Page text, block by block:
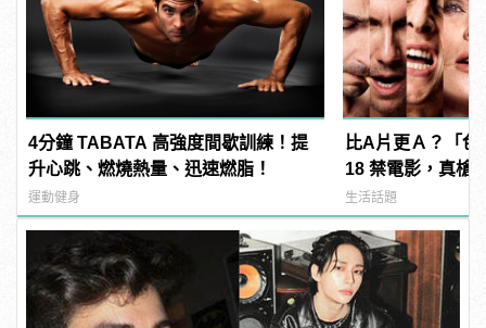
4分鐘 TABATA 高強度間歇訓練！提
升心跳、燃燒熱量、迅速燃脂！
運動健身
比A片更Ａ？「
18 禁電影，真槍
直接上！ |
生活話題